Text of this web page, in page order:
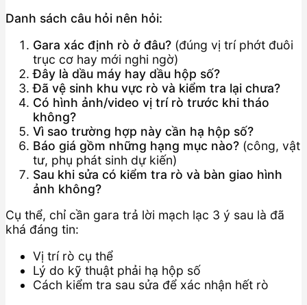
Danh sách câu hỏi nên hỏi:
Gara xác định rò ở đâu? (đúng vị trí phớt đuôi
trục cơ hay mới nghi ngờ)
Đây là dầu máy hay dầu hộp số?
Đã vệ sinh khu vực rò và kiểm tra lại chưa?
Có hình ảnh/video vị trí rò trước khi tháo
không?
Vì sao trường hợp này cần hạ hộp số?
Báo giá gồm những hạng mục nào? (công, vật
tư, phụ phát sinh dự kiến)
Sau khi sửa có kiểm tra rò và bàn giao hình
ảnh không?
Cụ thể, chỉ cần gara trả lời mạch lạc 3 ý sau là đã
khá đáng tin:
Vị trí rò cụ thể
Lý do kỹ thuật phải hạ hộp số
Cách kiểm tra sau sửa để xác nhận hết rò